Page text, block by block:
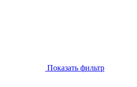
Показать фильтр